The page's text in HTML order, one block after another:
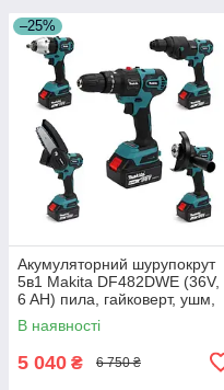
–25%
Акумуляторний шурупокрут
5в1 Makita DF482DWE (36V,
6 AH) пила, гайковерт, ушм,
перфоратор АКБ набір
Макіта
В наявності
5 040 ₴ 6 750 ₴